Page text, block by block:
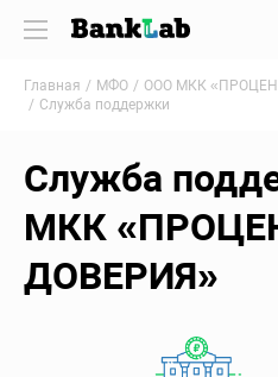
Главная МФО
ООО МКК
Служба поддержки
Служба
МКК
ДОВЕРИЯ»